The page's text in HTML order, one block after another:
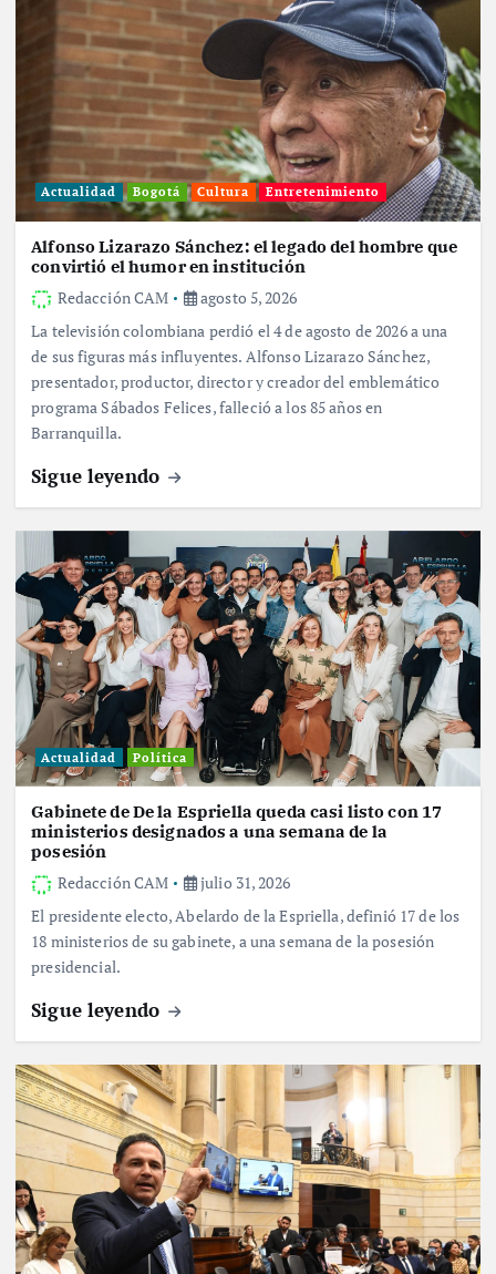
Actualidad Bogotá Cultura Entretenimiento
Alfonso Lizarazo Sánchez: el legado del hombre que
convirtió el humor en institución
Redacción CAM
agosto 5, 2026
La televisión colombiana perdió el 4 de agosto de 2026 a una
de sus figuras más influyentes. Alfonso Lizarazo Sánchez,
presentador, productor, director y creador del emblemático
programa Sábados Felices, falleció a los 85 años en
Barranquilla.
Sigue leyendo
Actualidad Política
Gabinete de De la Espriella queda casi listo con 17
ministerios designados a una semana de la
posesión
Redacción CAM
julio 31, 2026
El presidente electo, Abelardo de la Espriella, definió 17 de los
18 ministerios de su gabinete, a una semana de la posesión
presidencial.
Sigue leyendo